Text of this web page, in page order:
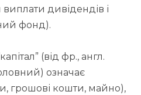
дивідендів і
фонд).
(від фр., англ.
означає
грошові кошти, майно),